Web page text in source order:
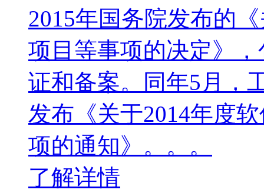
​2015年国务院发布的
项目等事项的决定》
证和备案。同年5月，
发布《关于2014年度
项的通知》。。。
了解详情